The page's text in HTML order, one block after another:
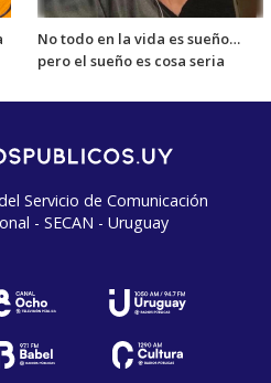
No todo en la vida es sueño…
pero el sueño es cosa seria
Servicio de Comunicación
- SECAN - Uruguay